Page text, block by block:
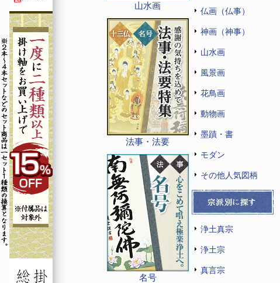
山水画
法事・法要
名号
仏画（仏事）
神画（神事）
山水画
風景画
花鳥画
動物画
墨蹟・書
モダン
その他人気図柄
浄土真宗
浄土宗
真言宗